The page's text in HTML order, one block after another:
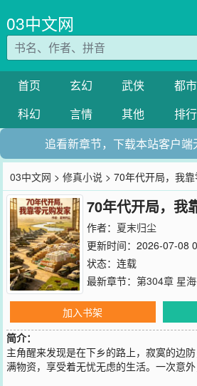
03中文网
首页 玄幻 武侠 都市
科幻
言情 其他 排行
追看新章节，下载本站客户端
03中文网 >修真小说 > 70年代开局，我
70年代开局，我
作者： 夏末归尘
更新时间：2026-07-08
状态：连载
最新章节： 第304章 星
加入书架
简介：
主角醒来发现是在下乡的路上，寂寞的边
满物资，享受着无忧无虑的生活。一次意